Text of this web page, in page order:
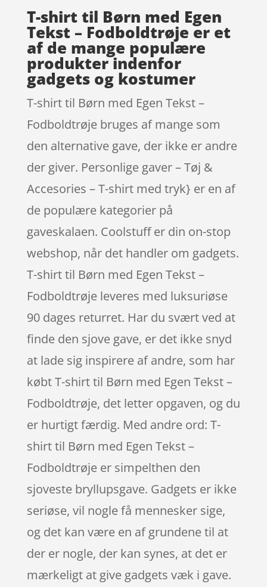
T-shirt til Børn med Egen
Tekst – Fodboldtrøje er et
af de mange populære
produkter indenfor
gadgets og kostumer
T-shirt til Børn med Egen Tekst –
Fodboldtrøje bruges af mange som
den alternative gave, der ikke er andre
der giver. Personlige gaver – Tøj &
Accesories – T-shirt med tryk} er en af
de populære kategorier på
gaveskalaen. Coolstuff er din on-stop
webshop, når det handler om gadgets.
T-shirt til Børn med Egen Tekst –
Fodboldtrøje leveres med luksuriøse
90 dages returret. Har du svært ved at
finde den sjove gave, er det ikke snyd
at lade sig inspirere af andre, som har
købt T-shirt til Børn med Egen Tekst –
Fodboldtrøje, det letter opgaven, og du
er hurtigt færdig. Med andre ord: T-
shirt til Børn med Egen Tekst –
Fodboldtrøje er simpelthen den
sjoveste bryllupsgave. Gadgets er ikke
seriøse, vil nogle få mennesker sige,
og det kan være en af grundene til at
der er nogle, der kan synes, at det er
mærkeligt at give gadgets væk i gave.